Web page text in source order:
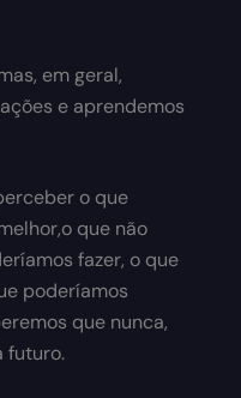
em geral,
e aprendemos
o que
que não
fazer, o que
poderíamos
que nunca,
futuro.